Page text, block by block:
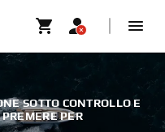
SOTTO CONTROLLO E
PER